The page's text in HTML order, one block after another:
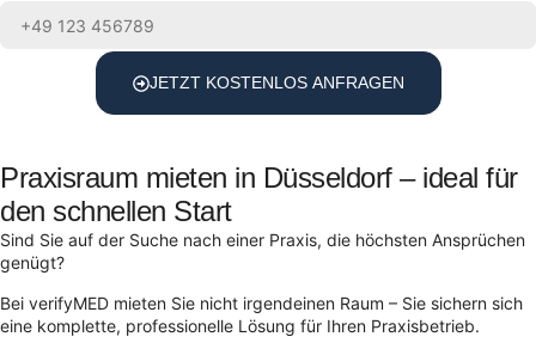
JETZT KOSTENLOS ANFRAGEN
Praxisraum mieten in Düsseldorf – ideal für
den schnellen Start
Sind Sie auf der Suche nach einer Praxis, die höchsten Ansprüchen
genügt?
Bei verifyMED mieten Sie nicht irgendeinen Raum – Sie sichern sich
eine komplette, professionelle Lösung für Ihren Praxisbetrieb.